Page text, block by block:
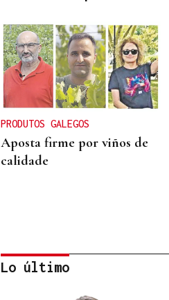
PRODUTOS GALEGOS
Aposta firme por viños de
calidade
Lo último